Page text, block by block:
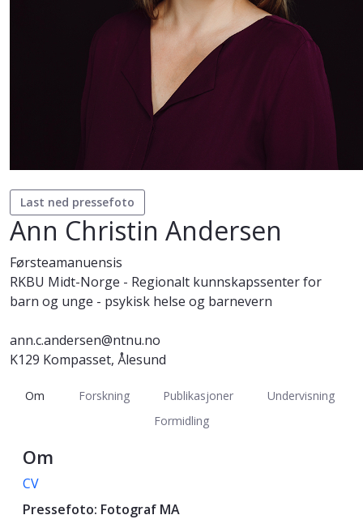
Last ned pressefoto
Ann Christin Andersen
Førsteamanuensis
RKBU Midt-Norge - Regionalt kunnskapssenter for
barn og unge - psykisk helse og barnevern
ann.c.andersen@ntnu.no
K129 Kompasset, Ålesund
Om Forskning Publikasjoner
Undervisning
Formidling
Om
CV
Pressefoto: Fotograf MA